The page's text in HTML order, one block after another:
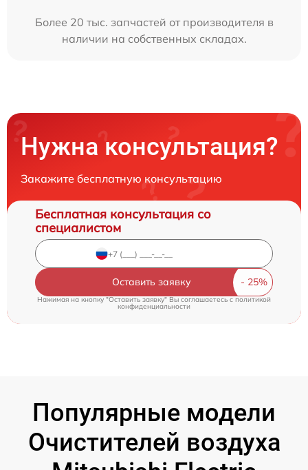
Более 20 тыс. запчастей от производителя в
наличии на собственных складах.
Нужна консультация?
Закажите бесплатную консультацию
Бесплатная консультация со
специалистом
Оставить заявку
Нажимая на кнопку "Оставить заявку" Вы соглашаетесь c политикой
конфиденциальности
Популярные модели
Очистителей воздуха